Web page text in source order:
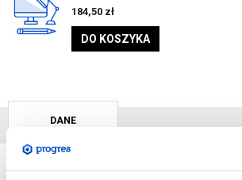
184,50 zł
DO KOSZYKA
DANE